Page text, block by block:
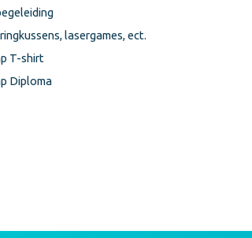
lasergames, ect.
T-shirt
Diploma